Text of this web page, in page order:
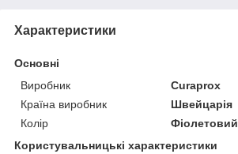
Характеристики
Основні
Виробник
Curaprox
Країна виробник
Швейцарія
Колір
Фіолетовий
Користувальницькі характеристики